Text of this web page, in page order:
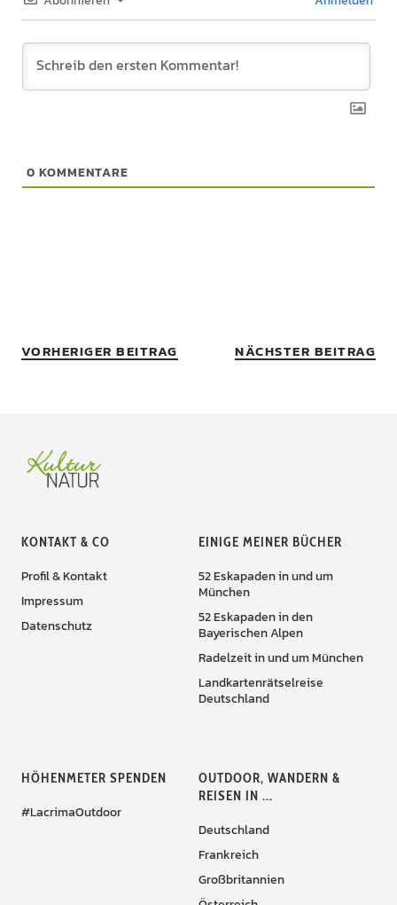
0 KOMMENTARE
VORHERIGER BEITRAG NÄCHSTER BEITRAG
KONTAKT & CO
Profil & Kontakt
Impressum
Datenschutz
EINIGE MEINER BÜCHER
52 Eskapaden in und um
München
52 Eskapaden in den
Bayerischen Alpen
Radelzeit in und um München
Landkartenrätselreise
Deutschland
HÖHENMETER SPENDEN
#LacrimaOutdoor
OUTDOOR, WANDERN &
REISEN IN ...
Deutschland
Frankreich
Großbritannien